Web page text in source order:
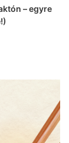
– egyre